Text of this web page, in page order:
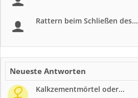
Rattern beim Schließen des...
Neueste Antworten
Kalkzementmörtel oder...